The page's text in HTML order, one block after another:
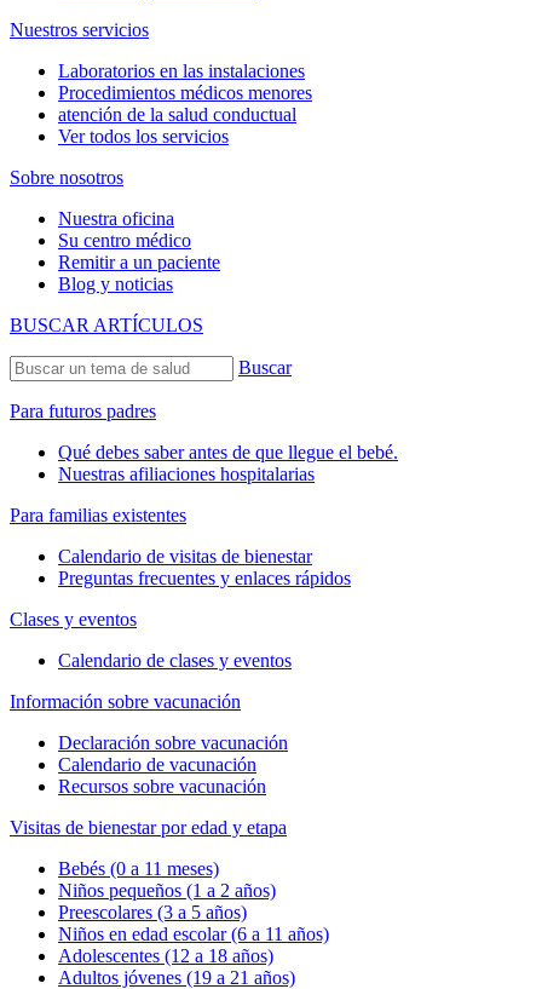
Nuestros servicios
Laboratorios en las instalaciones
Procedimientos médicos menores
atención de la salud conductual
Ver todos los servicios
Sobre nosotros
Nuestra oficina
Su centro médico
Remitir a un paciente
Blog y noticias
BUSCAR ARTÍCULOS
Buscar
Para futuros padres
Qué debes saber antes de que llegue el bebé.
Nuestras afiliaciones hospitalarias
Para familias existentes
Calendario de visitas de bienestar
Preguntas frecuentes y enlaces rápidos
Clases y eventos
Calendario de clases y eventos
Información sobre vacunación
Declaración sobre vacunación
Calendario de vacunación
Recursos sobre vacunación
Visitas de bienestar por edad y etapa
Bebés (0 a 11 meses)
Niños pequeños (1 a 2 años)
Preescolares (3 a 5 años)
Niños en edad escolar (6 a 11 años)
Adolescentes (12 a 18 años)
Adultos jóvenes (19 a 21 años)